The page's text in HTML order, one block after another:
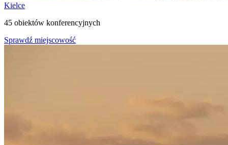
Kielce
45 obiektów konferencyjnych
Sprawdź miejscowość